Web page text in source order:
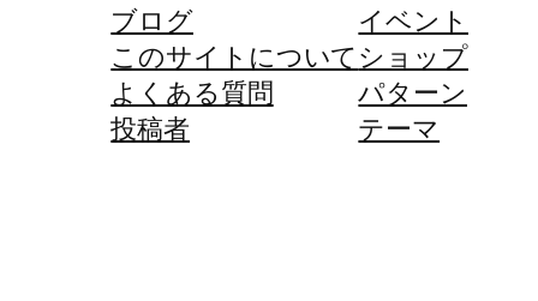
ブログ
このサイトについて
よくある質問
投稿者
イベント
ショップ
パターン
テーマ